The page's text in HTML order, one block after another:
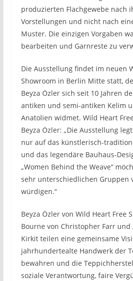
produzierten Flachgewebe nach
Vorstellungen und nicht nach
Muster. Die einzigen Vorgaben
bearbeiten und Garnreste zu
Die Ausstellung findet im neuen
Showroom in Berlin Mitte statt,
Beyza Özler sich seit 10 Jahren
antiken und semi-antiken Kelim
Anatolien widmet. Wild Heart
Beyza Özler: „Die Ausstellung
nur auf das künstlerisch-
und das legendäre Bauhaus-
„Women Behind the Weave“
sehr unterschiedlichen Gruppen
würdigen.“
Beyza Özler von Wild Heart Free
Bourne von Christopher Farr und
Kirkit teilen eine gemeinsame
jahrhundertealte Handwerk der
bewahren und die
soziale Verantwortung, faire